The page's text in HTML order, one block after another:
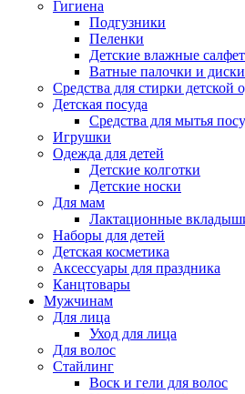
Гигиена
Подгузники
Пеленки
Детские влажные
Ватные палочки и диски
Средства для стирки детской
Детская посуда
Средства для мытья
Игрушки
Одежда для детей
Детские колготки
Детские носки
Для мам
Лактационные
Наборы для детей
Детская косметика
Аксессуары для праздника
Канцтовары
Мужчинам
Для лица
Уход для лица
Для волос
Стайлинг
Воск и гели для волос